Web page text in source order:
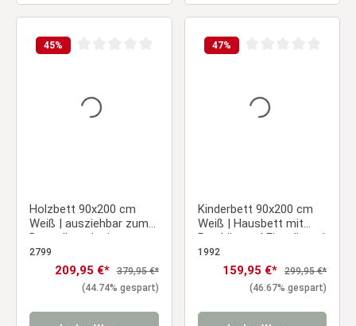
45%
Holzbett 90x200 cm
Weiß | ausziehbar zum
Doppelbett | mit
Bettkasten | mit
Lattenrost |
Ausziehbett Duo-Bett
Funktionsbett
2799
Verkaufspreis:
209,95 €* Regulärer Preis:
379,95 €*
(44.74% gespart)
47%
Kinderbett 90x200 cm
Weiß | Hausbett mit
Bettkästen | Einzelbett |
mit Lattenrost | Holz
1992
Verkaufspreis:
159,95 €* Regulärer Preis:
299,95 €*
(46.67% gespart)